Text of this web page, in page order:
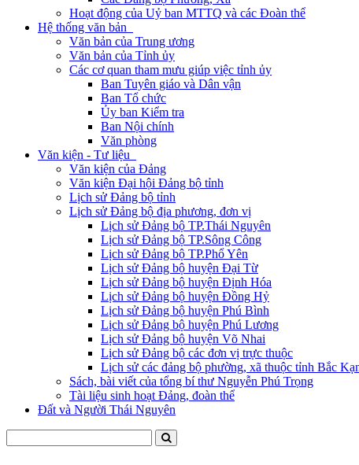
Hoạt động của Uỷ ban MTTQ và các Đoàn thể
Hệ thống văn bản
Văn bản của Trung ương
Văn bản của Tỉnh ủy
Các cơ quan tham mưu giúp việc tỉnh ủy
Ban Tuyên giáo và Dân vận
Ban Tổ chức
Ủy ban Kiểm tra
Ban Nội chính
Văn phòng
Văn kiện - Tư liệu
Văn kiện của Đảng
Văn kiện Đại hội Đảng bộ tỉnh
Lịch sử Đảng bộ tỉnh
Lịch sử Đảng bộ địa phương, đơn vị
Lịch sử Đảng bộ TP.Thái Nguyên
Lịch sử Đảng bộ TP.Sông Công
Lịch sử Đảng bộ TP.Phổ Yên
Lịch sử Đảng bộ huyện Đại Từ
Lịch sử Đảng bộ huyện Định Hóa
Lịch sử Đảng bộ huyện Đồng Hỷ
Lịch sử Đảng bộ huyện Phú Bình
Lịch sử Đảng bộ huyện Phú Lương
Lịch sử Đảng bộ huyện Võ Nhai
Lịch sử Đảng bộ các đơn vị trực thuộc
Lịch sử các đảng bộ phường, xã thuộc tỉnh Bắc
Sách, bài viết của tổng bí thư Nguyễn Phú Trọng
Tài liệu sinh hoạt Đảng, đoàn thể
Đất và Người Thái Nguyên